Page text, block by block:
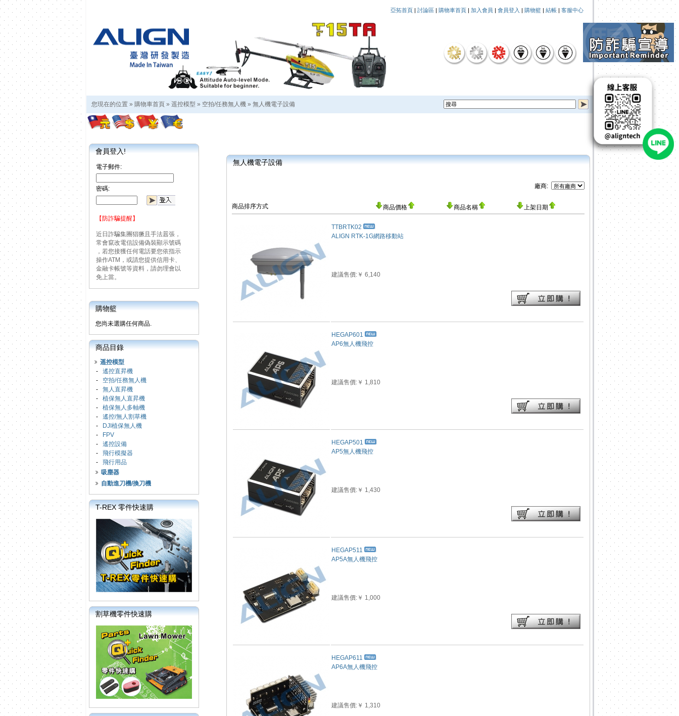
亞拓首頁 | 討論區 | 購物車首頁 | 加入會員 | 會員登入 | 購物籃 | 結帳 | 客服中心
您現在的位置 » 購物車首頁 » 遥控模型 » 空拍/任務無人機 » 無人機電子設備
會員登入!
電子郵件:
密碼:
【防詐騙提醒】
近日詐騙集團猖獗且手法囂張，
常會竄改電信設備偽裝顯示號碼
，若您接獲任何電話要您依指示
操作ATM，或請您提供信用卡、
金融卡帳號等資料，請勿理會以
免上當。
購物籃
您尚未選購任何商品.
商品目錄
遥控模型
- 遙控直昇機
- 空拍/任務無人機
- 無人直昇機
- 植保無人直昇機
- 植保無人多軸機
- 遙控/無人割草機
-
DJI植保無人機
-
FPV
- 遙控設備
- 飛行模擬器
- 飛行用品
吸塵器
自動進刀機/換刀機
T-REX 零件快速購
割草機零件快速購
無人機電子設備
廠商:
商品排序方式 商品價格 商品名稱 上架日期
TTBRTK02
ALIGN RTK-1G網路移動站
建議售價:￥ 6,140
HEGAP601
AP6無人機飛控
建議售價:￥ 1,810
HEGAP501
AP5無人機飛控
建議售價:￥ 1,430
HEGAP511
AP5A無人機飛控
建議售價:￥ 1,000
HEGAP611
AP6A無人機飛控
建議售價:￥ 1,310